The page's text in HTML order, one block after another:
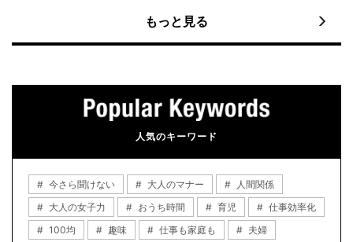
もっと見る
人気のキーワード
今さら聞けない 大人のマナー
人間関係
大人の女子力
おうち時間 育児
仕事効率化
100均
趣味 仕事も家庭も 夫婦